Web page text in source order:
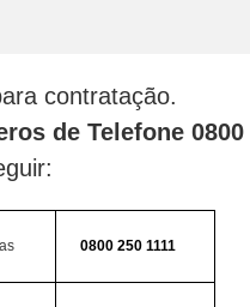
contratação.
de Telefone 0800
0800 250 1111